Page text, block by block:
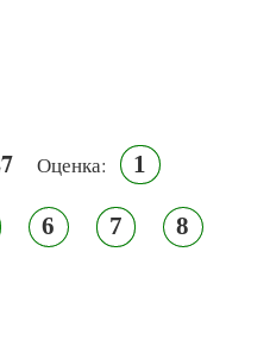
Оценка: 1
6 7 8